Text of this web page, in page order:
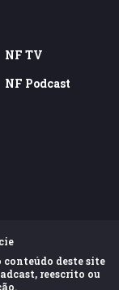
NF TV
NF Podcast
conteúdo deste site
reescrito ou